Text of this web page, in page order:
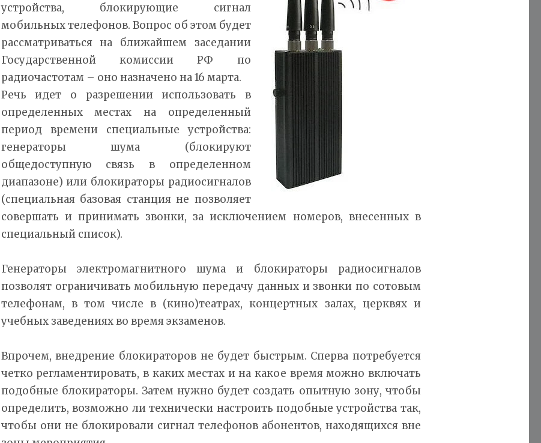
устройства, блокирующие сигнал
мобильных телефонов. Вопрос об этом будет
рассматриваться на ближайшем заседании
Государственной комиссии РФ по
радиочастотам – оно назначено на 16 марта.
Речь идет о разрешении использовать в
определенных местах на определенный
период времени специальные устройства:
генераторы шума (блокируют
общедоступную связь в определенном
диапазоне) или блокираторы радиосигналов
(специальная базовая станция не позволяет
совершать и принимать звонки, за исключением номеров, внесенных в
специальный список).
Генераторы электромагнитного шума и блокираторы радиосигналов
позволят ограничивать мобильную передачу данных и звонки по сотовым
телефонам, в том числе в (кино)театрах, концертных залах, церквях и
учебных заведениях во время экзаменов.
Впрочем, внедрение блокираторов не будет быстрым. Сперва потребуется
четко регламентировать, в каких местах и на какое время можно включать
подобные блокираторы. Затем нужно будет создать опытную зону, чтобы
определить, возможно ли технически настроить подобные устройства так,
чтобы они не блокировали сигнал телефонов абонентов, находящихся вне